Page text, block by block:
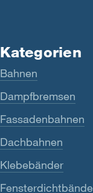
Kategorien
Bahnen
Dampfbremsen
Fassadenbahnen
Dachbahnen
Klebebänder